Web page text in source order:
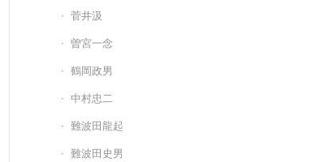
菅井汲
曽宮一念
鶴岡政男
中村忠二
難波田龍起
難波田史男